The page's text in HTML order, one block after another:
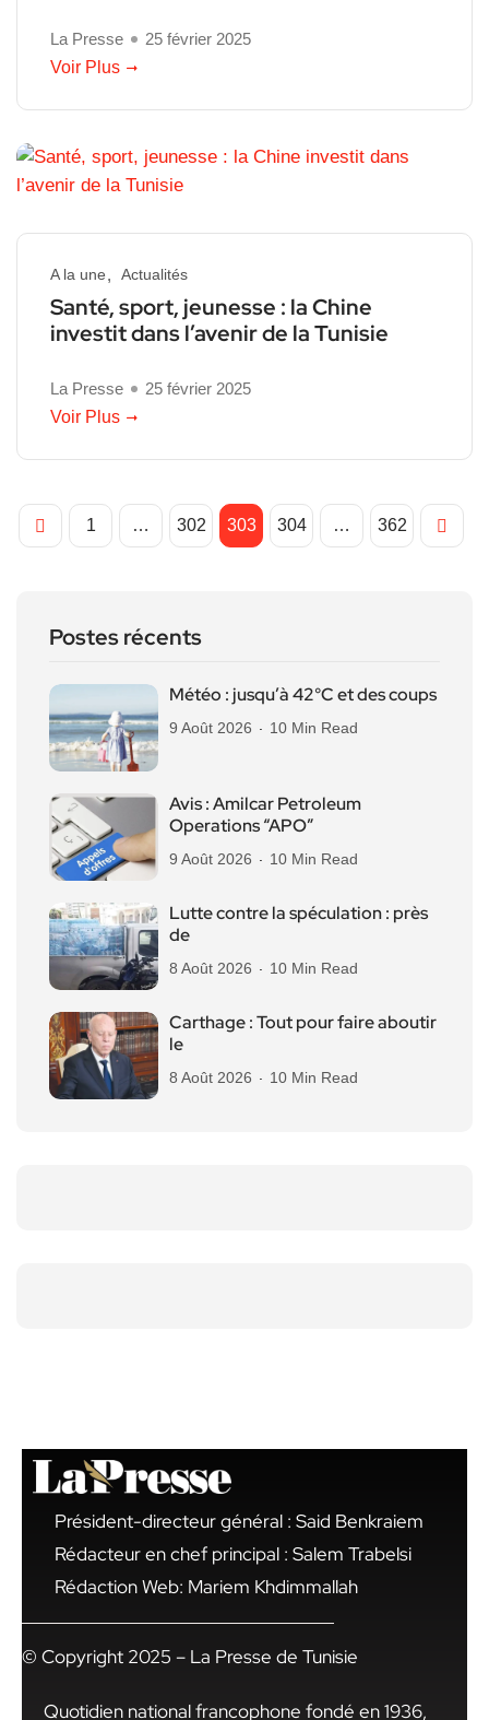
La Presse
25 février 2025
Voir Plus
A la une Actualités
Santé, sport, jeunesse : la Chine
investit dans l’avenir de la Tunisie
La Presse
25 février 2025
Voir Plus
1 … 302 303 304 … 362
Postes récents
Météo : jusqu’à 42°C et des coups
9 Août 2026 10 Min Read
Avis : Amilcar Petroleum
Operations “APO”
9 Août 2026 10 Min Read
Lutte contre la spéculation : près
de
8 Août 2026 10 Min Read
Carthage : Tout pour faire aboutir
le
8 Août 2026 10 Min Read
Président-directeur général : Said Benkraiem
Rédacteur en chef principal : Salem Trabelsi
Rédaction Web: Mariem Khdimmallah
© Copyright 2025 – La Presse de Tunisie
Quotidien national francophone fondé en 1936,